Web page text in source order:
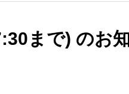
まで) の